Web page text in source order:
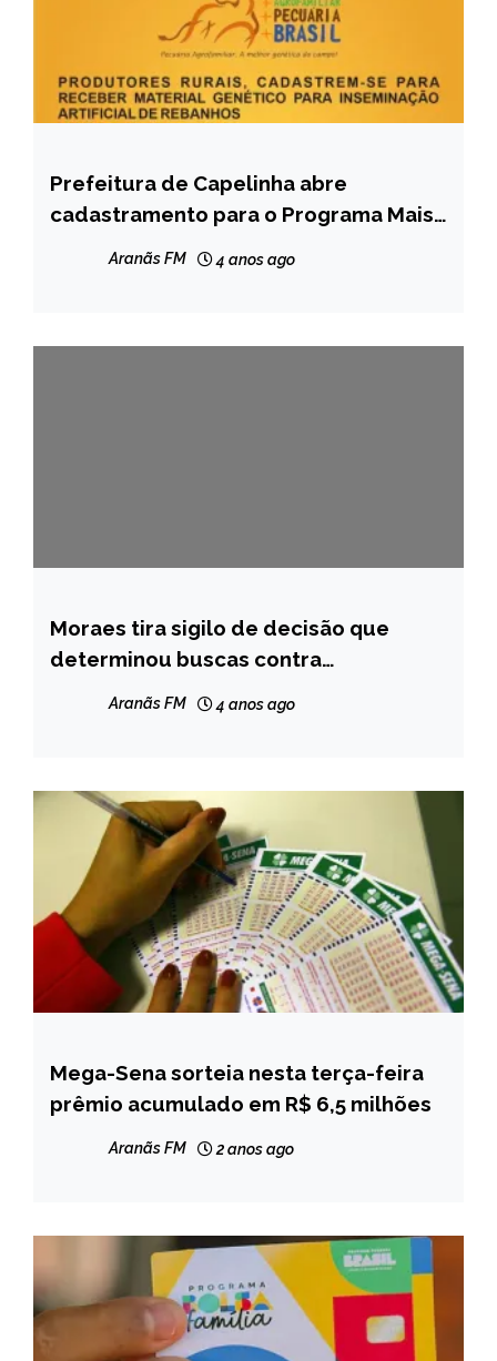
CAPELINHA
NOTÍCIAS
Prefeitura de Capelinha abre
cadastramento para o Programa Mais
Aranãs FM 4 anos ago
BRASIL
NOTÍCIAS
Moraes tira sigilo de decisão que
determinou buscas contra
Aranãs FM 4 anos ago
BRASIL
NOTÍCIAS
Mega-Sena sorteia nesta terça-feira
prêmio acumulado em R$ 6,5 milhões
Aranãs FM 2 anos ago